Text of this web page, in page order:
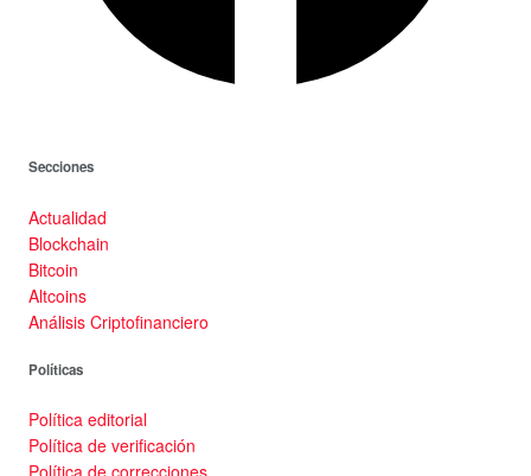
Secciones
Actualidad
Blockchain
Bitcoin
Altcoins
Análisis Criptofinanciero
Políticas
Política editorial
Política de verificación